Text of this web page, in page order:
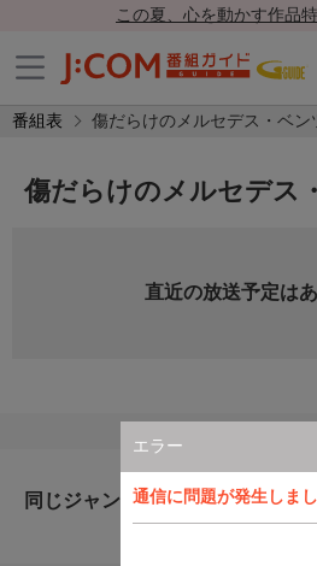
この夏、心を動かす作品
番組表 傷だらけのメルセデス・ベン
エラー
通信に問題が発生しま
傷だらけのメルセデス
直近の放送予定は
同じジャンルのおすすめ番組